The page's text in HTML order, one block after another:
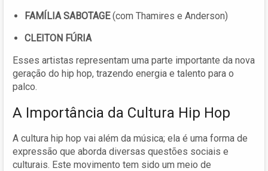
FAMÍLIA SABOTAGE(com Thamires e Anderson)
CLEITON FÚRIA
Esses artistas representam uma parte importante da nova
geração do hip hop, trazendo energia e talento para o
palco.
A Importância da Cultura Hip Hop
A cultura hip hop vai além da música; ela é uma forma de
expressão que aborda diversas questões sociais e
culturais. Este movimento tem sido um meio de